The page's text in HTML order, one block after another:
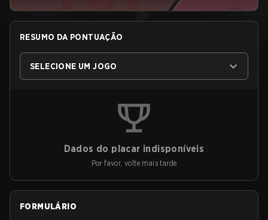
RESUMO DA PONTUAÇÃO
SELECIONE UM JOGO
Dados do placar indisponíveis
Por favor, volte mais tarde
FORMULÁRIO